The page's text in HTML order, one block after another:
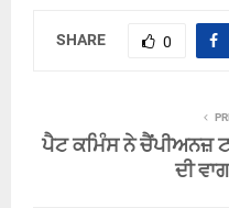
SHARE 0
ਪੈਟ ਕਮਿੰਸ ਨੇ ਚੈਂਪੀਅਨਜ਼
ਦੀ